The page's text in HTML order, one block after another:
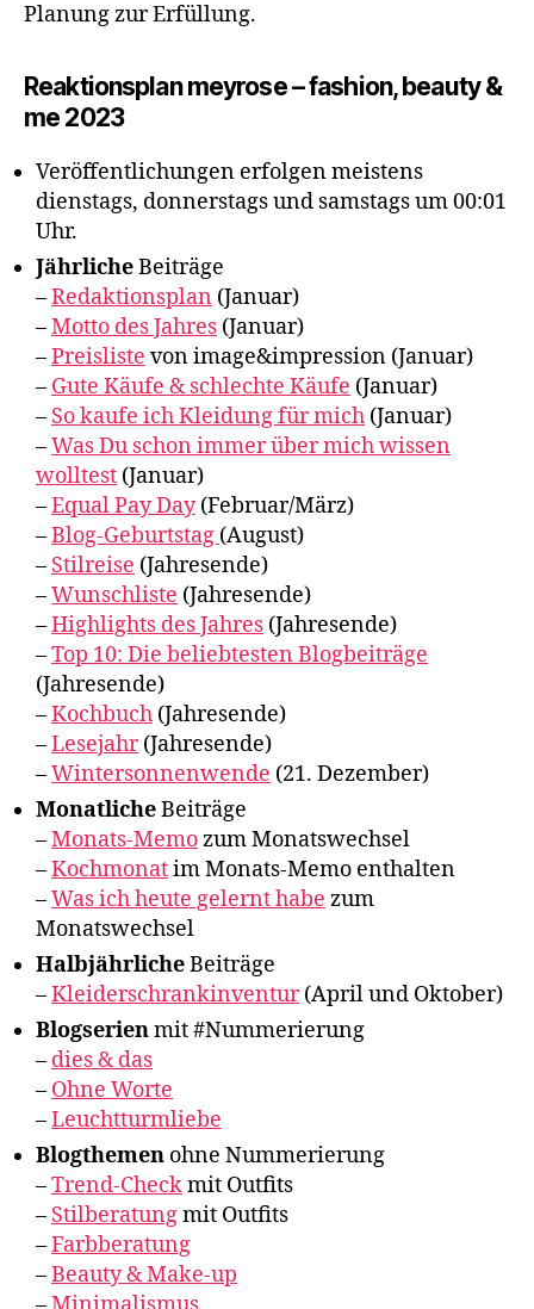
Planung zur Erfüllung.
Reaktionsplan meyrose – fashion, beauty &
me 2023
Veröffentlichungen erfolgen meistens
dienstags, donnerstags und samstags um 00:01
Uhr.
JährlicheBeiträge
–Redaktionsplan (Januar)
–Motto des Jahres (Januar)
–Preisliste von image&impression (Januar)
– Gute Käufe & schlechte Käufe (Januar)
– So kaufe ich Kleidung für mich (Januar)
–Was Du schon immer über mich wissen
wolltest (Januar)
–Equal Pay Day(Februar/März)
–Blog-Geburtstag (August)
– Stilreise (Jahresende)
–Wunschliste (Jahresende)
–Highlights des Jahres (Jahresende)
–Top 10: Die beliebtesten Blogbeiträge
(Jahresende)
–Kochbuch (Jahresende)
–Lesejahr(Jahresende)
–Wintersonnenwende (21. Dezember)
MonatlicheBeiträge
–Monats-Memozum Monatswechsel
–Kochmonatim Monats-Memo enthalten
–Was ich heute gelernt habe zum
Monatswechsel
HalbjährlicheBeiträge
–Kleiderschrankinventur(April und Oktober)
Blogserienmit #Nummerierung
– dies & das
– Ohne Worte
–Leuchtturmliebe
Blogthemen ohne Nummerierung
–Trend-Checkmit Outfits
– Stilberatungmit Outfits
–Farbberatung
–Beauty & Make-up